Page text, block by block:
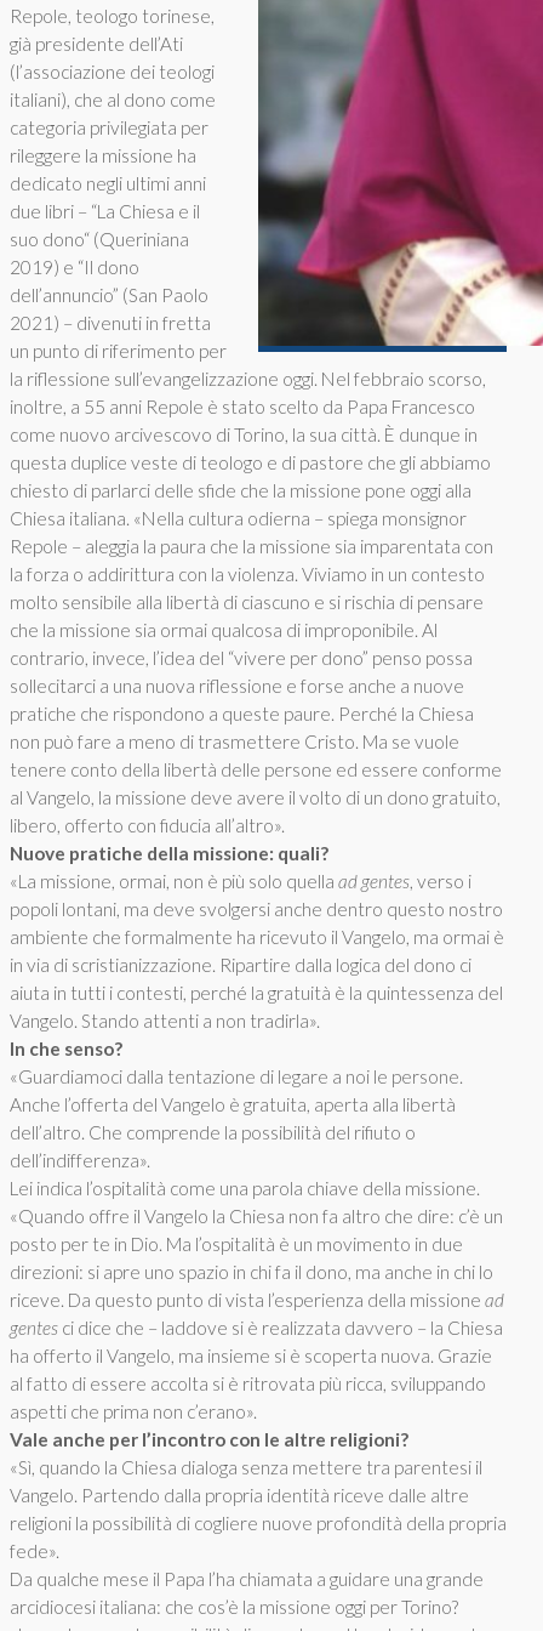
Repole, teologo torinese,
già presidente dell’Ati
(l’associazione dei teologi
italiani), che al dono come
categoria privilegiata per
rileggere la missione ha
dedicato negli ultimi anni
due libri – “La Chiesa e il
suo dono“ (Queriniana
2019) e “Il dono
dell’annuncio” (San Paolo
2021) – divenuti in fretta
un punto di riferimento per
la riflessione sull’evangelizzazione oggi. Nel febbraio scorso,
inoltre, a 55 anni Repole è stato scelto da Papa Francesco
come nuovo arcivescovo di Torino, la sua città. È dunque in
questa duplice veste di teologo e di pastore che gli abbiamo
chiesto di parlarci delle sfide che la missione pone oggi alla
Chiesa italiana. «Nella cultura odierna – spiega monsignor
Repole – aleggia la paura che la missione sia imparentata con
la forza o addirittura con la violenza. Viviamo in un contesto
molto sensibile alla libertà di ciascuno e si rischia di pensare
che la missione sia ormai qualcosa di improponibile. Al
contrario, invece, l’idea del “vivere per dono” penso possa
sollecitarci a una nuova riflessione e forse anche a nuove
pratiche che rispondono a queste paure. Perché la Chiesa
non può fare a meno di trasmettere Cristo. Ma se vuole
tenere conto della libertà delle persone ed essere conforme
al Vangelo, la missione deve avere il volto di un dono gratuito,
libero, offerto con fiducia all’altro».
Nuove pratiche della missione: quali?
«La missione, ormai, non è più solo quella ad gentes, verso i
popoli lontani, ma deve svolgersi anche dentro questo nostro
ambiente che formalmente ha ricevuto il Vangelo, ma ormai è
in via di scristianizzazione. Ripartire dalla logica del dono ci
aiuta in tutti i contesti, perché la gratuità è la quintessenza del
Vangelo. Stando attenti a non tradirla».
In che senso?
«Guardiamoci dalla tentazione di legare a noi le persone.
Anche l’offerta del Vangelo è gratuita, aperta alla libertà
dell’altro. Che comprende la possibilità del rifiuto o
dell’indifferenza».
Lei indica l’ospitalità come una parola chiave della missione.
«Quando offre il Vangelo la Chiesa non fa altro che dire: c’è un
posto per te in Dio. Ma l’ospitalità è un movimento in due
direzioni: si apre uno spazio in chi fa il dono, ma anche in chi lo
riceve. Da questo punto di vista l’esperienza della missione ad
gentes ci dice che – laddove si è realizzata davvero – la Chiesa
ha offerto il Vangelo, ma insieme si è scoperta nuova. Grazie
al fatto di essere accolta si è ritrovata più ricca, sviluppando
aspetti che prima non c’erano».
Vale anche per l’incontro con le altre religioni?
«Sì, quando la Chiesa dialoga senza mettere tra parentesi il
Vangelo. Partendo dalla propria identità riceve dalle altre
religioni la possibilità di cogliere nuove profondità della propria
fede».
Da qualche mese il Papa l’ha chiamata a guidare una grande
arcidiocesi italiana: che cos’è la missione oggi per Torino?